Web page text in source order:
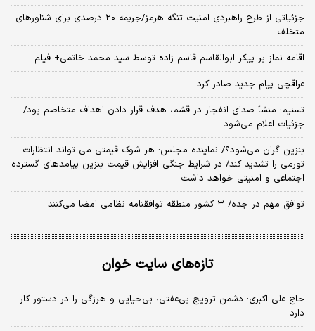
جزئیاتی از طرح راهبردی امنیت تنگه هرمز/جریمه ۲۰ درصدی برای شناورهای
متخلف
اقامه نماز بر پیکر ابوالقاسم قاسم زاده توسط سید محمد خاتمی+ فیلم
عراقچی پیام جدید صادر کرد
تسنیم: منشأ صدای انفجار در قشم، هدف قرار دادن اهداف متخاصم بود/
جزئیات اعلام می‌شود
بنزین گران می‌شود؟/ نماینده مجلس: هر شوک قیمتی می تواند انتظارات
تورمی را تشدید کند/ در شرایط جنگی افزایش قیمت بنزین پیامدهای گسترده
اجتماعی و امنیتی خواهد داشت
توافق مهم در جده/ ۳ کشور منطقه توافقنامه نظامی امضا می‌کنند
تازه‌های سایت خوان
حاج علی اکبری: دشمن ترویج بی‌عفتی، بی‌حیایی و هرزگی را در دستور کار
دارد